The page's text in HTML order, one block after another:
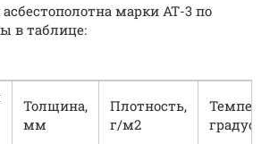
марки АТ-3 по
в таблице:
Толщина,
мм
Плотность,
г/м2
градусов